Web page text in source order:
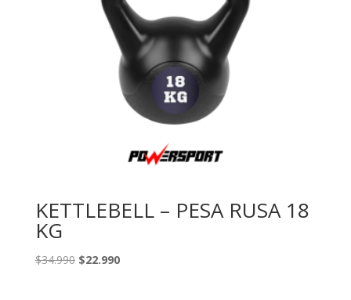
KETTLEBELL – PESA RUSA 18
KG
$34.990 El
$22.990El